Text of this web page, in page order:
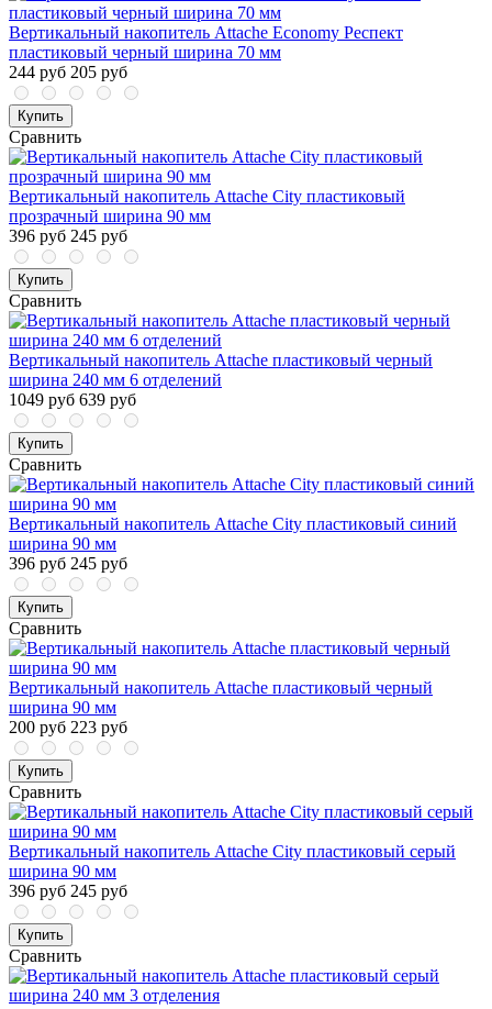
Вертикальный накопитель Attache Economy Респект
пластиковый черный ширина 70 мм
244 руб 205 руб
Купить
Сравнить
Вертикальный накопитель Attache City пластиковый
прозрачный ширина 90 мм
396 руб 245 руб
Купить
Сравнить
Вертикальный накопитель Attache пластиковый черный
ширина 240 мм 6 отделений
1049 руб 639 руб
Купить
Сравнить
Вертикальный накопитель Attache City пластиковый синий
ширина 90 мм
396 руб 245 руб
Купить
Сравнить
Вертикальный накопитель Attache пластиковый черный
ширина 90 мм
200 руб 223 руб
Купить
Сравнить
Вертикальный накопитель Attache City пластиковый серый
ширина 90 мм
396 руб 245 руб
Купить
Сравнить